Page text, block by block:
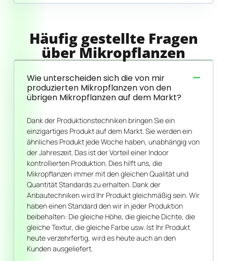
Häufig gestellte Fragen
über Mikropflanzen
Wie unterscheiden sich die von mir
produzierten Mikropflanzen von den
übrigen Mikropflanzen auf dem Markt?
Dank der Produktionstechniken bringen Sie ein
einzigartiges Produkt auf dem Markt. Sie werden ein
ähnliches Produkt jede Woche haben, unabhängig von
der Jahreszeit. Das ist der Vorteil einer Indoor
kontrollierten Produktion. Dies hilft uns, die
Mikropflanzen immer mit den gleichen Qualität und
Quantität Standards zu erhalten. Dank der
Anbautechniken wird Ihr Produkt gleichmäßig sein. Wir
haben einen Standard den wir in jeder Produktion
beibehalten: Die gleiche Höhe, die gleiche Dichte, die
gleiche Textur, die gleiche Farbe usw. Ist Ihr Produkt
heute verzehrfertig, wird es heute auch an den
Kunden ausgeliefert.